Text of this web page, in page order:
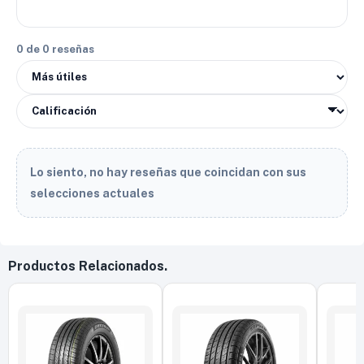
0 de 0 reseñas
Lo siento, no hay reseñas que coincidan con sus
selecciones actuales
Productos Relacionados.